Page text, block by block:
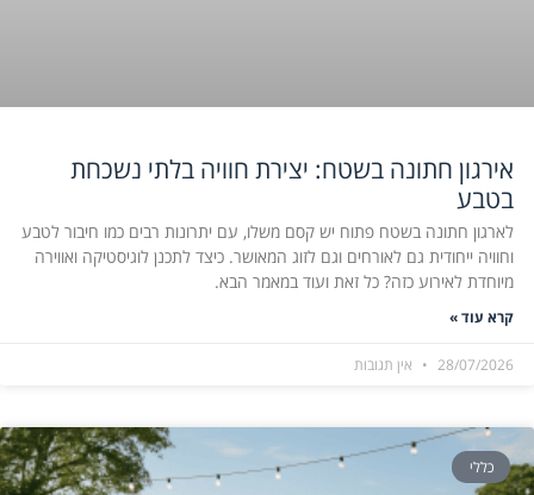
אירגון חתונה בשטח: יצירת חוויה בלתי נשכחת
בטבע
לארגון חתונה בשטח פתוח יש קסם משלו, עם יתרונות רבים כמו חיבור לטבע
וחוויה ייחודית גם לאורחים וגם לזוג המאושר. כיצד לתכנן לוגיסטיקה ואווירה
מיוחדת לאירוע כזה? כל זאת ועוד במאמר הבא.
קרא עוד »
28/07/2026 אין תגובות
כללי